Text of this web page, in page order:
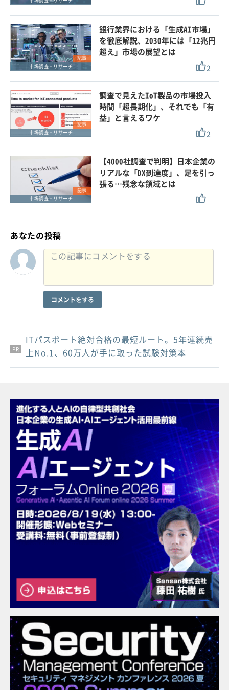
記事
市場調査・リサーチ
銀行業界における「生成AI市場」
を徹底解説、2030年には「12兆円
超え」市場の展望とは
2
記事
市場調査・リサーチ
調査で見えたIoT製品の市場投入
時間「超長期化」、それでも「有
益」と言えるワケ
2
記事
市場調査・リサーチ
【4000社調査で判明】日本企業の
リアルな「DX到達度」、足を引っ
張る…残念な領域とは
あなたの投稿
コメントをする
PR
PR
PR
ITパスポート絶対合格の最短ルート。5年連続売
上No.1、60万人が手に取った試験対策本